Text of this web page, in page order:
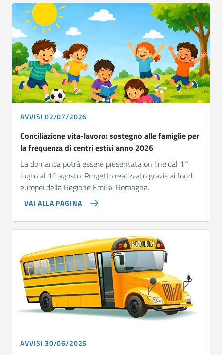
AVVISI 02/07/2026
Conciliazione vita-lavoro: sostegno alle famiglie per
la frequenza di centri estivi anno 2026
La domanda potrà essere presentata on line dal 1°
luglio al 10 agosto. Progetto realizzato grazie ai fondi
europei della Regione Emilia-Romagna.
VAI ALLA PAGINA
AVVISI 30/06/2026